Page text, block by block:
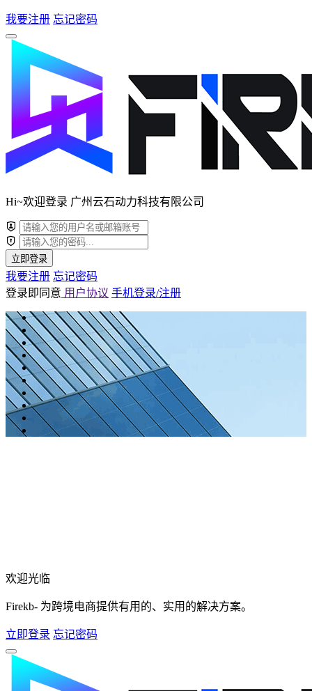
我要注册 忘记密码
Hi~欢迎登录 广州云石动力科技有限公司
立即登录
我要注册 忘记密码
登录即同意 用户协议 手机登录/注册
欢迎光临
Firekb- 为跨境电商提供有用的、实用的解决方案。
立即登录 忘记密码